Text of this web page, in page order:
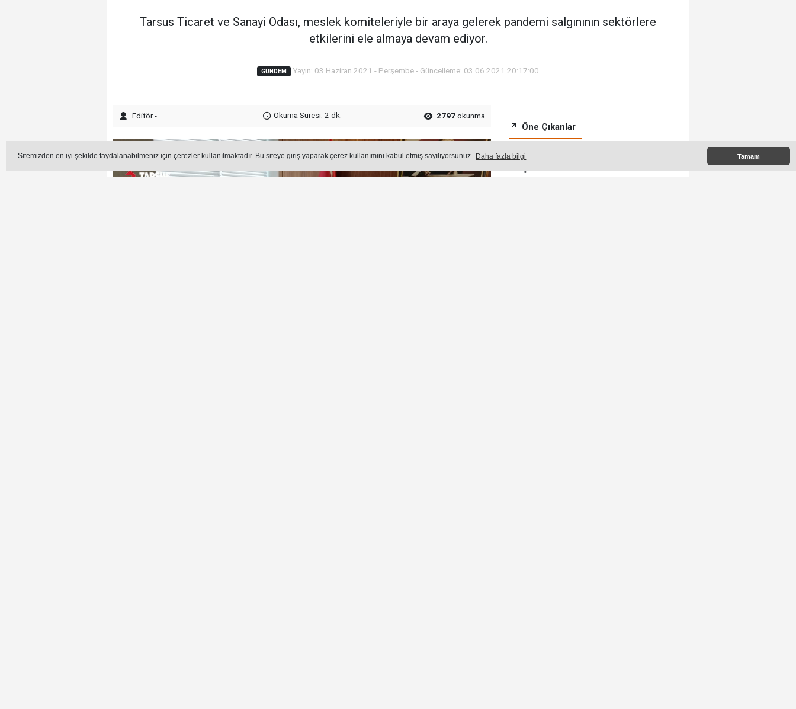
Sitemizden en iyi şekilde faydalanabilmeniz için çerezler kullanılmaktadır. Bu siteye giriş yaparak çerez kullanımını kabul etmiş sayılıyorsunuz. Daha fazla bilgi Tamam
Tarsus Ticaret ve Sanayi Odası, meslek komiteleriyle bir araya gelerek pandemi salgınının sektörlere
etkilerini ele almaya devam ediyor.
GÜNDEM Yayın: 03 Haziran 2021 - Perşembe - Güncelleme: 03.06.2021 20:17:00
Editör - Okuma Süresi: 2 dk. 2797okunma
Öne Çıkanlar